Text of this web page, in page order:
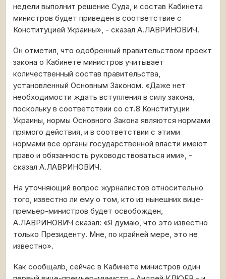
недели выполнит решение Суда, и состав Кабинета
министров будет приведен в соответствие с
Конституцией Украины», - сказал А.ЛАВРИНОВИЧ.
Он отметил, что одобренный правительством проект
закона о Кабинете министров учитывает
количественный состав правительства,
установленный Основным Законом. «Даже нет
необходимости ждать вступления в силу закона,
поскольку в соответствии со ст.8 Конституции
Украины, нормы Основного Закона являются нормами
прямого действия, и в соответствии с этими
нормами все органы государственной власти имеют
право и обязанность руководствоваться ими», -
сказал А.ЛАВРИНОВИЧ.
На уточняющий вопрос журналистов относительно
того, известно ли ему о том, кто из нынешних вице-
премьер-министров будет освобожден,
А.ЛАВРИНОВИЧ сказал: «Я думаю, что это известно
только Президенту. Мне, по крайней мере, это не
известно».
Как сообщалb, сейчас в Кабинете министров один